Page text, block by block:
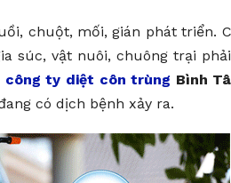
chuột, mối, gián phát triển.
súc, vật nuôi, chuông trại
công ty diệt côn trùng Bình
có dịch bệnh xảy ra.